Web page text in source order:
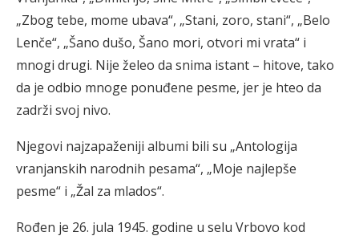
„Zbog tebe, mome ubava“, „Stani, zoro, stani“, „Belo
Lenče“, „Šano dušo, Šano mori, otvori mi vrata“ i
mnogi drugi. Nije želeo da snima istant – hitove, tako
da je odbio mnoge ponuđene pesme, jer je hteo da
zadrži svoj nivo.
Njegovi najzapaženiji albumi bili su „Antologija
vranjanskih narodnih pesama“, „Moje najlepše
pesme“ i „Žal za mlados“.
Rođen je 26. jula 1945. godine u selu Vrbovo kod